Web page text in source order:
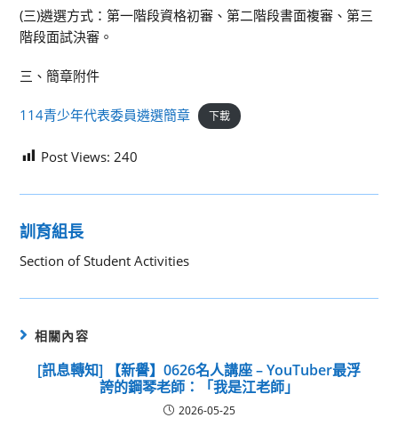
(三)遴選方式：第一階段資格初審、第二階段書面複審、第三
階段面試決審。
三、簡章附件
114青少年代表委員遴選簡章 下載
Post Views: 240
訓育組長
Section of Student Activities
相關內容
[訊息轉知] 【新譽】0626名人講座 – YouTuber最浮
誇的鋼琴老師：「我是江老師」
2026-05-25